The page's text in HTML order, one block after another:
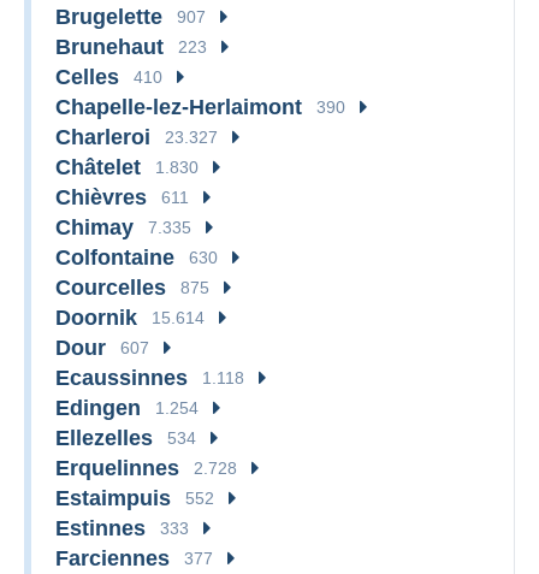
Brugelette 907
Brunehaut 223
Celles 410
Chapelle-lez-Herlaimont 390
Charleroi 23.327
Châtelet 1.830
Chièvres 611
Chimay 7.335
Colfontaine 630
Courcelles 875
Doornik 15.614
Dour 607
Ecaussinnes 1.118
Edingen 1.254
Ellezelles 534
Erquelinnes 2.728
Estaimpuis 552
Estinnes 333
Farciennes 377